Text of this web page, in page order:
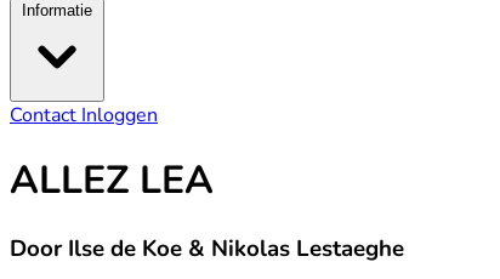
Informatie
Contact Inloggen
ALLEZ LEA
Door Ilse de Koe & Nikolas Lestaeghe